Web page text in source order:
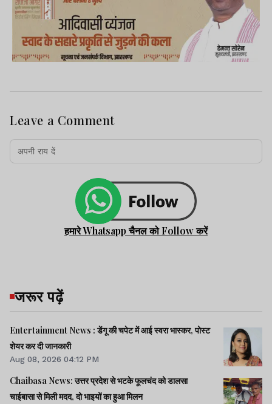
Leave a Comment
हमारे Whatsapp चैनल को Follow करें
जरूर पढ़ें
Entertainment News : डेंगू की चपेट में आई स्वरा भास्कर, पोस्ट
शेयर कर दी जानकारी
Aug 08, 2026 04:12 PM
Chaibasa News: उत्तर प्रदेश से भटके फूलचंद को डालसा
चाईबासा से मिली मदद, दो भाइयों का हुआ मिलन